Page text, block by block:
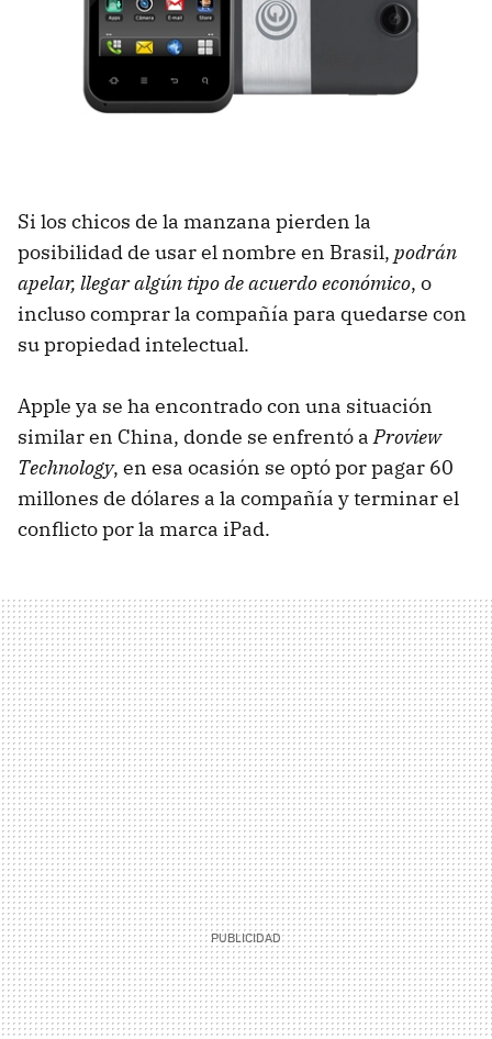
Si los chicos de la manzana pierden la
posibilidad de usar el nombre en Brasil, podrán
apelar, llegar algún tipo de acuerdo económico, o
incluso comprar la compañía para quedarse con
su propiedad intelectual.
Apple ya se ha encontrado con una situación
similar en China, donde se enfrentó aProview
Technology, en esa ocasión se optó por pagar 60
millones de dólares a la compañía y terminar el
conflicto por la marca iPad.